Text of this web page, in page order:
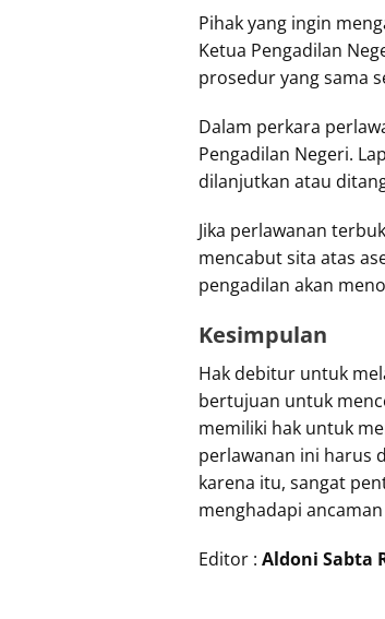
Pihak yang ingin
Ketua Pengadilan
prosedur yang sama
Dalam perkara
Pengadilan Negeri.
dilanjutkan atau
Jika perlawanan
mencabut sita atas
pengadilan akan
Kesimpulan
Hak debitur untuk
bertujuan untuk
memiliki hak untuk
perlawanan ini harus
karena itu, sangat
menghadapi
Editor : Aldoni Sabta